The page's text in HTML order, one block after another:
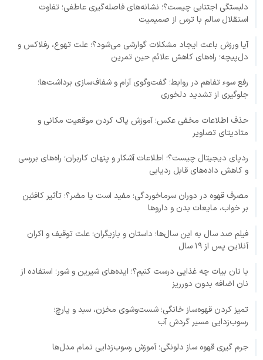
دلبستگی اجتنابی چیست؟؛ نشانه‌های فاصله‌گیری عاطفی؛ تفاوت
استقلال سالم با ترس از صمیمیت
آیا ورزش باعث ایجاد مشکلات گوارشی می‌شود؟؛ علت تهوع، رفلاکس و
دل‌پیچه؛ راه‌های کاهش علائم حین تمرین
رفع سوء تفاهم در روابط؛ گفت‌وگوی آرام و شفاف‌سازی برداشت‌ها؛
جلوگیری از تشدید دلخوری
حذف اطلاعات مخفی عکس؛ آموزش پاک کردن موقعیت مکانی و
متادیتای تصاویر
ردپای دیجیتال چیست؟؛ اطلاعات آشکار و پنهان کاربران؛ راه‌های بررسی
و کاهش داده‌های قابل ردیابی
مصرف قهوه در دوران سرماخوردگی؛ مفید است یا مضر؟؛ تأثیر کافئین
بر خواب، مایعات بدن و داروها
فیلم صد سال به این سال‌ها؛ داستان و بازیگران؛ علت توقیف و اکران
آنلاین پس از ۱۹ سال
با نان بیات چه غذایی درست کنیم؟؛ ایده‌های شیرین و شور؛ استفاده از
نان اضافه بدون دورریز
تمیز کردن قهوه‌ساز خانگی؛ شست‌وشوی مخزن، سبد و پارچ؛
رسوب‌زدایی مسیر گردش آب
جرم گیری قهوه ساز دلونگی؛ آموزش رسوب‌زدایی تمام مدل‌ها